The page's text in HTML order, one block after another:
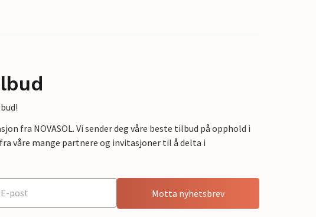
fra NOVASOL. Vi sender deg våre beste tilbud på opphold i
våre mange partnere og invitasjoner til å delta i
Motta nyhetsbrev